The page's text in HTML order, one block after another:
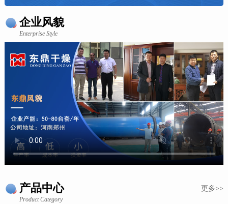
企业风貌
Enterprise Style
产品中心 更多>>
Product Category